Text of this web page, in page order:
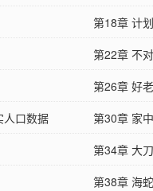
第18章 计
第22章 不
第26章 好
人口数据
第30章 家
第34章 大
第38章 海